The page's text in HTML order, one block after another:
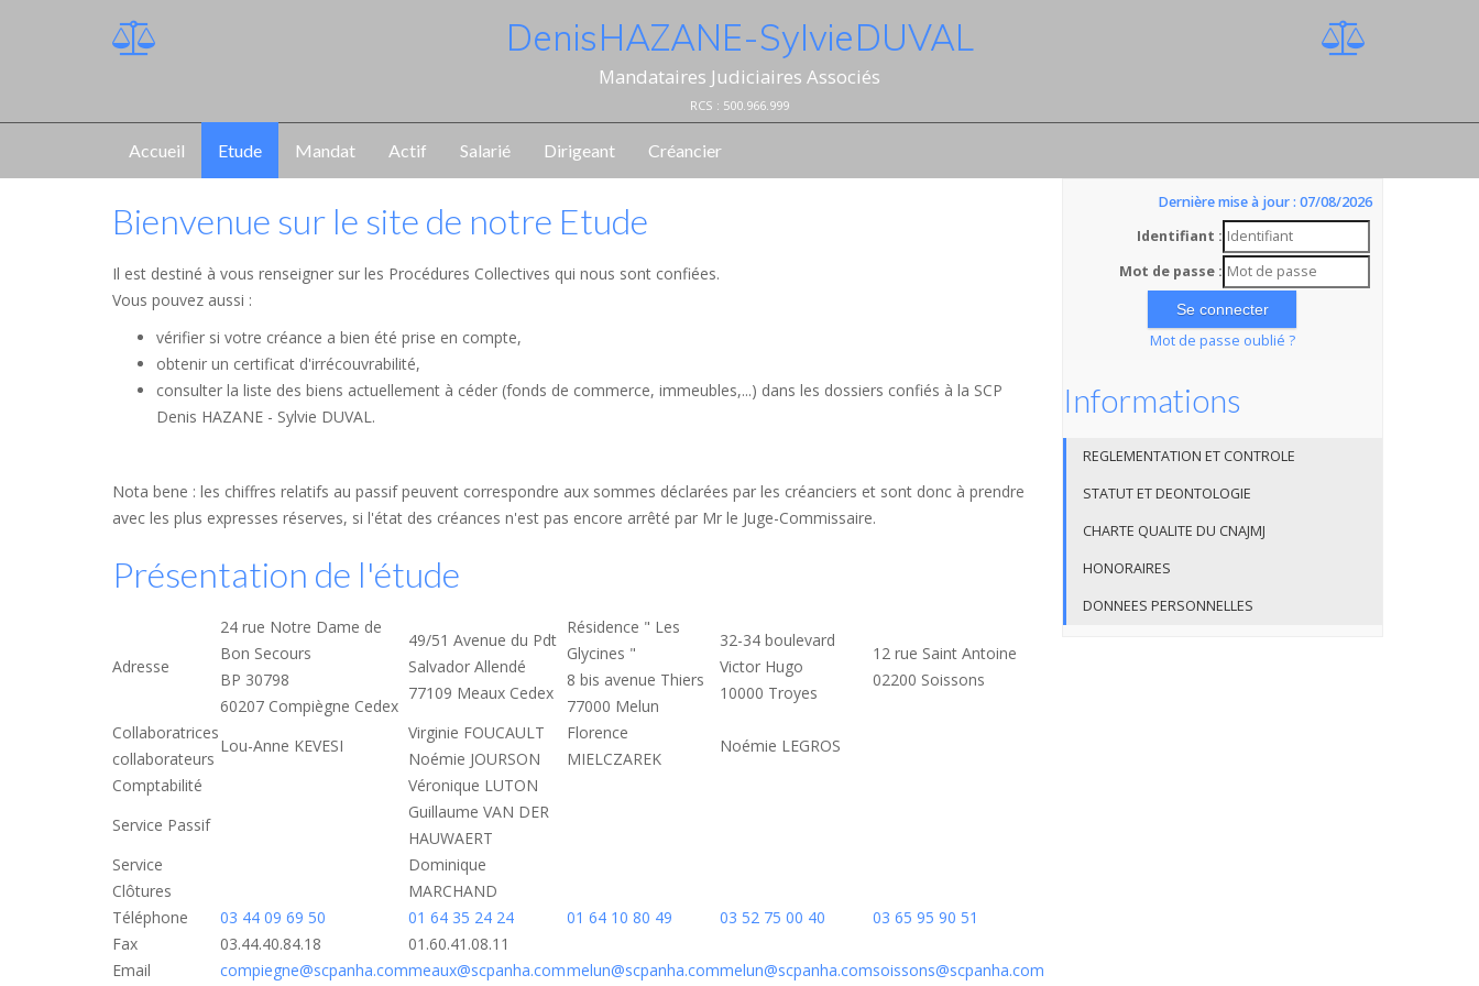
Denis HAZANE - Sylvie DUVAL
Mandataires Judiciaires Associés
RCS : 500.966.999
Accueil Etude Mandat Actif Salarié Dirigeant Créancier
Bienvenue sur le site de notre Etude
Il est destiné à vous renseigner sur les Procédures Collectives qui nous sont confiées.
Vous pouvez aussi :
vérifier si votre créance a bien été prise en compte,
obtenir un certificat d'irrécouvrabilité,
consulter la liste des biens actuellement à céder (fonds de commerce, immeubles,...) dans les dossiers confiés à la SCP
Denis HAZANE - Sylvie DUVAL.
Nota bene : les chiffres relatifs au passif peuvent correspondre aux sommes déclarées par les créanciers et sont donc à prendre
avec les plus expresses réserves, si l'état des créances n'est pas encore arrêté par Mr le Juge-Commissaire.
Présentation de l'étude
Adresse
24 rue Notre Dame de
Bon Secours
BP 30798
60207 Compiègne Cedex
49/51 Avenue du Pdt
Salvador Allendé
77109 Meaux Cedex
Résidence " Les
Glycines "
8 bis avenue Thiers
77000 Melun
32-34 boulevard
Victor Hugo
10000 Troyes
12 rue Saint Antoine
02200 Soissons
Collaboratrices
collaborateurs
Lou-Anne KEVESI
Virginie FOUCAULT
Noémie JOURSON
Florence
MIELCZAREK
Noémie LEGROS
Comptabilité
Véronique LUTON
Service Passif
Guillaume VAN DER
HAUWAERT
Service
Clôtures
Dominique
MARCHAND
Téléphone
03 44 09 69 50 01 64 35 24 24 01 64 10 80 49 03 52 75 00 40
03 65 95 90 51
Fax
03.44.40.84.18
01.60.41.08.11
Email
compiegne@scpanha.commeaux@scpanha.commelun@scpanha.commelun@scpanha.comsoissons@scpanha.com
Dernière mise à jour : 07/08/2026
Identifiant :
Mot de passe :
Mot de passe oublié ?
Informations
REGLEMENTATION ET CONTROLE
STATUT ET DEONTOLOGIE
CHARTE QUALITE DU CNAJMJ
HONORAIRES
DONNEES PERSONNELLES